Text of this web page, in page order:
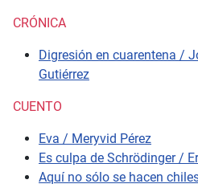
CRÓNICA
Digresión en cuarentena /
Gutiérrez
CUENTO
Eva / Meryvid Pérez
Es culpa de Schrödinger /
Aquí no sólo se hacen